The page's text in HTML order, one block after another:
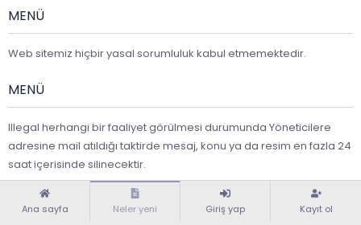
MENÜ
Web sitemiz hiçbir yasal sorumluluk kabul etmemektedir.
MENÜ
Illegal herhangi bir faaliyet görülmesi durumunda Yöneticilere
adresine mail atıldığı taktirde mesaj, konu ya da resim en fazla 24
saat içerisinde silinecektir.
Türkçe (TR) Yardım Ana sayfa
Ana sayfa Neler yeni Giriş yap Kayıt ol